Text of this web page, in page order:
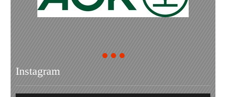
1 2 3
Instagram